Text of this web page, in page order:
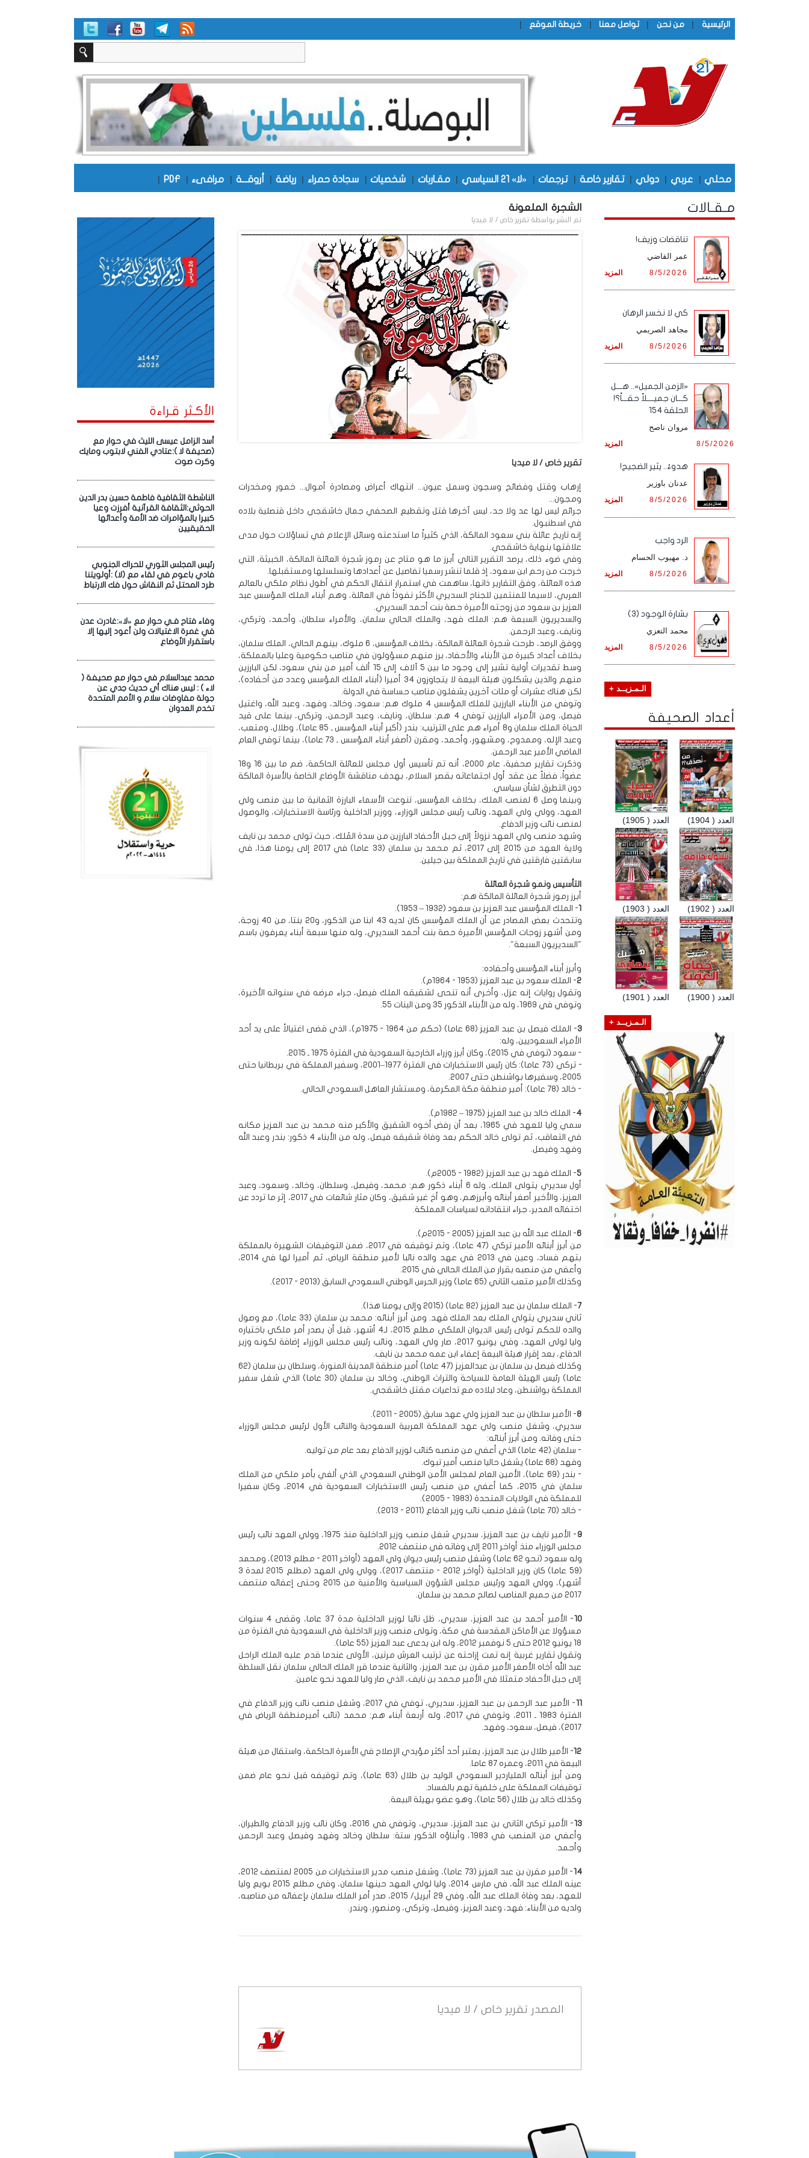
الرئيسية | من نحن | تواصل معنا | خريطة الموقع |
محلي | عربي | دولي | تقارير خاصة | ترجمات | «لا» 21 السياسي | مقـاربات | شخصيات | سجادة حمراء | رياضة | أروقـــة | مرافىء |
PDF
|
الأكـثر قـراءة
أسد الزامل عيسى الليث في حوار مع
(صحيفة لا ):عتادي الفني لابتوب ومايك
وكرت صوت
الناشطة الثقافية فاطمة حسين بدر الدين
الحوثي:الثقافة القرآنية أفرزت وعيا
كبيرا بالمؤامرات ضد الأمة وأعدائها
الحقيقيين
رئيس المجلس الثوري للحراك الجنوبي
فادي باعوم في لقاء مع (لا) :أولويتنا
طرد المحتل ثم النقاش حول فك الارتباط
وفاء فتاح فـي حوار مع «لا»:غادرت عدن
في غمرة الاغتيالات ولن أعود إليها إلا
باستقرار الأوضاع
محمد عبدالسلام في حوار مع صحيفة (
لاء ) : ليس هناك أي حديث جدي عن
جولة مفاوضات سلام و الأمم المتحدة
تخدم العدوان
الشجرة الملعونة
تم النشر بواسطة تقرير خاص / لا ميديا
تقرير خاص / لا ميديا
إرهاب وقتل وفضائح وسجون وسمل عيون... انتهاك أعراض ومصادرة أموال... خمور ومخدرات
ومجون...
جرائم ليس لها عد ولا حد، ليس آخرها قتل وتقطيع الصحفي جمال خاشقجي داخل قنصلية بلاده
في اسطنبول.
إنه تاريخ عائلة بني سعود المالكة، الذي كثيراً ما استدعته وسائل الإعلام في تساؤلات حول مدى
علاقتها بنهاية خاشقجي.
وفي ضوء ذلك، يرصد التقرير التالي أبرز ما هو متاح عن رموز شجرة العائلة المالكة، الخبيثة، التي
خرجت من رحم ابن سعود، إذ قلما تنشر رسميا تفاصيل عن أعدادها وتسلسلها ومستقبلها.
هذه العائلة، وفق التقارير ذاتها، ساهمت في استمرار انتقال الحكم في أطول نظام ملكي بالعالم
العربي، لاسيما للمنتمين للجناح السديري الأكثر نفوذاً في العائلة، وهم أبناء الملك المؤسس عبد
العزيز بن سعود من زوجته الأميرة حصة بنت أحمد السديري.
والسديريون السبعة هم: الملك فهد، والملك الحالي سلمان، والأمراء سلطان، وأحمد، وتركي،
ونايف، وعبد الرحمن.
ووفق الرصد، طرحت شجرة العائلة المالكة، بخلاف المؤسس، 6 ملوك، بينهم الحالي، الملك سلمان،
بخلاف أعداد كبيرة من الأبناء والأحفاد، برز منهم مسؤولون في مناصب حكومية وعليا بالمملكة،
وسط تقديرات أولية تشير إلى وجود ما بين 5 آلاف إلى 15 ألف أمير من بني سعود، لكن البارزين
منهم والذين يشكلون هيئة البيعة لا يتجاوزون 34 أميرا (أبناء الملك المؤسس وعدد من أحفاده)،
لكن هناك عشرات أو مئات آخرين يشغلون مناصب حساسة في الدولة.
وتوفي من الأبناء البارزين للملك المؤسس 4 ملوك هم: سعود، وخالد، وفهد، وعبد الله، واغتيل
فيصل، ومن الأمراء البارزين توفي 4 هم: سلطان، ونايف، وعبد الرحمن، وتركي، بينما على قيد
الحياة الملك سلمان و8 أمراء هم على الترتيب: بندر (أكبر أبناء المؤسس ـ 85 عاما)، وطلال، ومتعب،
وعبد الإله، وممدوح، ومشهور، وأحمد، ومقرن (أصغر أبناء المؤسس ـ 73 عاما)، بينما توفي العام
الماضي الأمير عبد الرحمن.
وذكرت تقارير صحفية، عام 2000، أنه تم تأسيس أول مجلس للعائلة الحاكمة، ضم ما بين 16 و18
عضواً، فضلاً عن عقد أول اجتماعاته بقصر السلام، بهدف مناقشة الأوضاع الخاصة بالأسرة المالكة
دون التطرق لشأن سياسي.
وبينما وصل 6 لمنصب الملك، بخلاف المؤسس، تنوعت الأسماء البارزة الثمانية ما بين منصب ولي
العهد، وولي ولي العهد، ونائب رئيس مجلس الوزارء، ووزير الداخلية ورئاسة الاستخبارات، والوصول
لمنصب نائب وزير الدفاع.
وشهد منصب ولي العهد نزولاً إلى جيل الأحفاد البارزين من سدة المُلك، حيث تولى محمد بن نايف
ولاية العهد من 2015 إلى 2017، ثم محمد بن سلمان (33 عاما) في 2017 إلى يومنا هذا، في
سابقتين فارقتين في تاريخ المملكة بين جيلين.
التأسيس ونمو شجرة العائلة
أبرز رموز شجرة العائلة المالكة هم:
1- الملك المؤسس عبد العزيز بن سعود (1932 – 1953).
وتتحدث بعض المصادر عن أن الملك المؤسس كان لديه 43 ابنا من الذكور، و20 بنتا، من 40 زوجة،
ومن أشهر زوجات المؤسس الأميرة حصة بنت أحمد السديري، وله منها سبعة أبناء يعرفون باسم
"السديريون السبعة".
وأبرز أبناء المؤسس وأحفاده:
2- الملك سعود بن عبد العزيز (1953 - 1964م).
وتقول روايات إنه عزل، وأخرى أنه تنحى لشقيقه الملك فيصل، جراء مرضه في سنواته الأخيرة،
وتوفي في 1969، وله من الأبناء الذكور 35 ومن البنات 55.
3
- الملك فيصل بن عبد العزيز (68 عاما) (حكم من 1964 - 1975م)، الذي قضى اغتيالاً على يد أحد
الأمراء السعوديين، وله:
- سعود (توفي في 2015)، وكان أبرز وزراء الخارجية السعودية في الفترة 1975 ـ 2015.
- تركي (73 عاما): كان رئيس الاستخبارات في الفترة 1977–2001، وسفير المملكة في بريطانيا حتى
2005، وسفيرها بواشنطن حتى 2007.
- خالد (78 عاما): أمير منطقة مكة المكرمة، ومستشار العاهل السعودي الحالي.
4- الملك خالد بن عبد العزيز (1975 – 1982م).
سمي وليا للعهد في 1965، بعد أن رفض أخوه الشقيق والأكبر منه محمد بن عبد العزيز مكانه
في التعاقب، ثم تولى خالد الحكم بعد وفاة شقيقه فيصل، وله من الأبناء 4 ذكور: بندر وعبد الله
وفهد وفيصل.
5- الملك فهد بن عبد العزيز (1982 - 2005م).
أول سديري يتولى الملك، وله 6 أبناء ذكور هم: محمد، وفيصل، وسلطان، وخالد، وسعود، وعبد
العزيز، والأخير أصغر أبنائه وأبرزهم، وهو أخ غير شقيق، وكان مثار شائعات في 2017، إثر ما تردد عن
اختفائه المدبر، جراء انتقاداته لسياسات المملكة.
6- الملك عبد الله بن عبد العزيز (2005 - 2015م).
من أبرز أبنائه الأمير تركي (47 عاما)، وتم توقيفه في 2017، ضمن التوقيفات الشهيرة بالمملكة
بتهم فساد، وعين في 2013 في عهد والده نائبا لأمير منطقة الرياض، ثم أميرا لها في 2014،
وأعفي من منصبه بقرار من الملك الحالي في 2015.
وكذلك الأمير متعب الثاني (65 عاما) وزير الحرس الوطني السعودي السابق (2013 - 2017).
7- الملك سلمان بن عبد العزيز (82 عاما) (2015 وإلى يومنا هذا).
ثاني سديري يتولي الملك بعد الملك فهد. ومن أبرز أبنائه: محمد بن سلمان (33 عاما)، مع وصول
والده للحكم تولى رئيس الديوان الملكي مطلع 2015، لـ4 أشهر، قبل أن يصدر أمر ملكي باختياره
وليا لولي العهد، وفي يونيو 2017، صار ولي العهد، ونائب رئيس مجلس الوزراء إضافة لكونه وزير
الدفاع، بعد إقرار هيئة البيعة إعفاء ابن عمه محمد بن نايف.
وكذلك فيصل بن سلمان بن عبدالعزيز (47 عاما) أمير منطقة المدينة المنورة، وسلطان بن سلمان (62
عاما) رئيس الهيئة العامة للسياحة والتراث الوطني، وخالد بن سلمان (30 عاما) الذي شغل سفير
المملكة بواشنطن، وعاد لبلاده مع تداعيات مقتل خاشقجي.
8- الأمير سلطان بن عبد العزيز ولي عهد سابق (2005 - 2011).
سديري، وشغل منصب ولي عهد المملكة العربية السعودية والنائب الأول لرئيس مجلس الوزراء
حتى وفاته. ومن أبرز أبنائه:
- سلمان (42 عاما) الذي أعفي من منصبه كنائب لوزير الدفاع بعد عام من توليه.
وفهد (68 عاما) يشغل حاليا منصب أمير تبوك.
- بندر (69 عاما)، الأمين العام لمجلس الأمن الوطني السعودي الذي ألغي بأمر ملكي من الملك
سلمان في 2015، كما أعفي من منصب رئيس الاستخبارات السعودية في 2014، وكان سفيرا
للمملكة في الولايات المتحدة (1983 - 2005).
- خالد (70 عاما) شغل منصب نائب وزير الدفاع (2011 - 2013).
9
- الأمير نايف بن عبد العزيز، سديري شغل منصب وزير الداخلية منذ 1975، وولي العهد نائب رئيس
مجلس الوزراء منذ أواخر 2011 إلى وفاته في منتصف 2012.
وله سعود (نحو 62 عاما) وشغل منصب رئيس ديوان ولي العهد (أواخر 2011 - مطلع 2013)، ومحمد
(59 عاما) كان وزير الداخلية (أواخر 2012 - منتصف 2017)، وولي ولي العهد (مطلع 2015 لمدة 3
أشهر)، وولي العهد ورئيس مجلس الشؤون السياسية والأمنية من 2015 وحتى إعفائه منتصف
2017 من جميع المناصب لصالح محمد بن سلمان.
10
- الأمير أحمد بن عبد العزيز، سديري، ظل نائبا لوزير الداخلية مدة 37 عاما، وقضى 4 سنوات
مسؤولا عن الأماكن المقدسة في مكة، وتولى منصب وزير الداخلية في السعودية في الفترة من
18 يونيو 2012 حتى 5 نوفمبر 2012، وله ابن يدعى عبد العزيز (55 عاما).
وتقول تقارير غربية إنه تمت إزاحته عن ترتيب العرش مرتين، الأولى عندما قدم عليه الملك الراحل
عبد الله أخاه الأصغر الأمير مقرن بن عبد العزيز، والثانية عندما قرر الملك الحالي سلمان نقل السلطة
إلى جيل الأحفاد متمثلا في الأمير محمد بن نايف، الذي صار وليا للعهد نحو عامين.
11
- الأمير عبد الرحمن بن عبد العزيز، سديري، توفي في 2017، وشغل منصب نائب وزير الدفاع في
الفترة 1983 ـ 2011، وتوفي في 2017، وله أربعة أبناء هم: محمد (نائب أميرمنطقة الرياض في
2017)، فيصل، سعود، وفهد.
12- الأمير طلال بن عبد العزيز، يعتبر أحد أكثر مؤيدي الإصلاح في الأسرة الحاكمة، واستقال من هيئة
البيعة في 2011، وعمره 87 عاما.
ومن أبرز أبنائه الملياردير السعودي الوليد بن طلال (63 عاما)، وتم توقيفه قبل نحو عام ضمن
توقيفات المملكة على خلفية تهم بالفساد.
وكذلك خالد بن طلال (56 عاما)، وهو عضو بهيئة البيعة.
13
- الأمير تركي الثاني بن عبد العزيز، سديري، وتوفي في 2016، وكان نائب وزير الدفاع والطيران،
وأعفي من المنصب في 1983، وأبناؤه الذكور ستة: سلطان وخالد وفهد وفيصل وعبد الرحمن
وأحمد.
14
- الأمير مقرن بن عبد العزيز (73 عاما)، وشغل منصب مدير الاستخبارات من 2005 لمنتصف 2012،
عينه الملك عبد الله، في مارس 2014، وليا لولي العهد حينها سلمان، وفي مطلع 2015 بويع وليا
للعهد، بعد وفاة الملك عبد الله، وفي 29 أبريل/ 2015، صدر أمر الملك سلمان بإعفائه من مناصبه،
ولديه من الأبناء: فهد، وعبد العزيز، وفيصل، وتركي، ومنصور، وبندر.
المصدر تقرير خاص / لا ميديا
مـقـالات
تناقضات وزيف!
عمر القاضي
المزيد 8/5/2026
كي لا نخسر الرهان
مجاهد الصريمي
المزيد 8/5/2026
«الزمن الجميل».. هـــل
كـــان جميــــلاً حقـــاً؟!
الحلقة 154
مروان ناصح
المزيد 8/5/2026
هدوءٌ.. يثير الضجيج!
عدنان باوزير
المزيد 8/5/2026
الرد واجب
د. مهيوب الحسام
المزيد 8/5/2026
بشارة الوجود (3)
محمد التعزي
المزيد 8/5/2026
الـمـزيــد +
أعداد الصحيفة
العدد ( 1905) العدد ( 1904)
العدد ( 1903) العدد ( 1902)
العدد ( 1901) العدد ( 1900)
الـمـزيــد +